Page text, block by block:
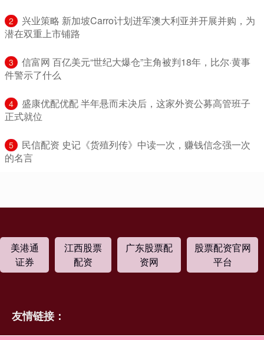
2
​兴业策略 新加坡Carro计划进军澳大利亚并开展并购，为
潜在双重上市铺路
3
​信富网 百亿美元“世纪大爆仓”主角被判18年，比尔·黄事
件警示了什么
4
​盛康优配优配 半年悬而未决后，这家外资公募高管班子
正式就位
5
​民信配资 史记《货殖列传》中读一次，赚钱信念强一次
的名言
美港通
证券
江西股票
配资
广东股票配
资网
股票配资官网
平台
友情链接：